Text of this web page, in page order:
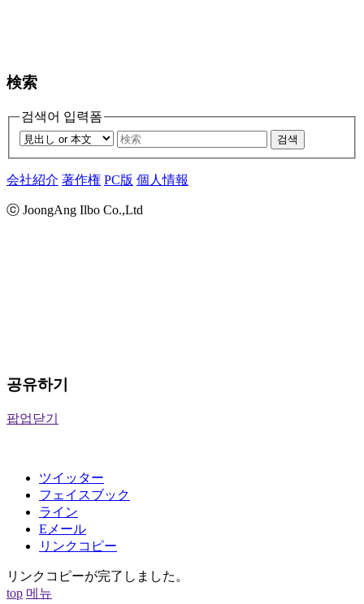
検索
검색어 입력폼
검색
会社紹介 著作権 PC版 個人情報
ⓒ JoongAng Ilbo Co.,Ltd
공유하기
팝업닫기
ツイッター
フェイスブック
ライン
Eメール
リンクコピー
リンクコピーが完了しました。
top 메뉴